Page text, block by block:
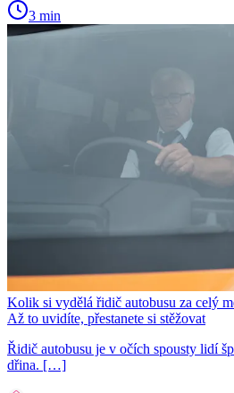
3 min
Kolik si vydělá řidič autobusu za celý
Až to uvidíte, přestanete si stěžovat
Řidič autobusu je v očích spousty lidí
dřina. […]